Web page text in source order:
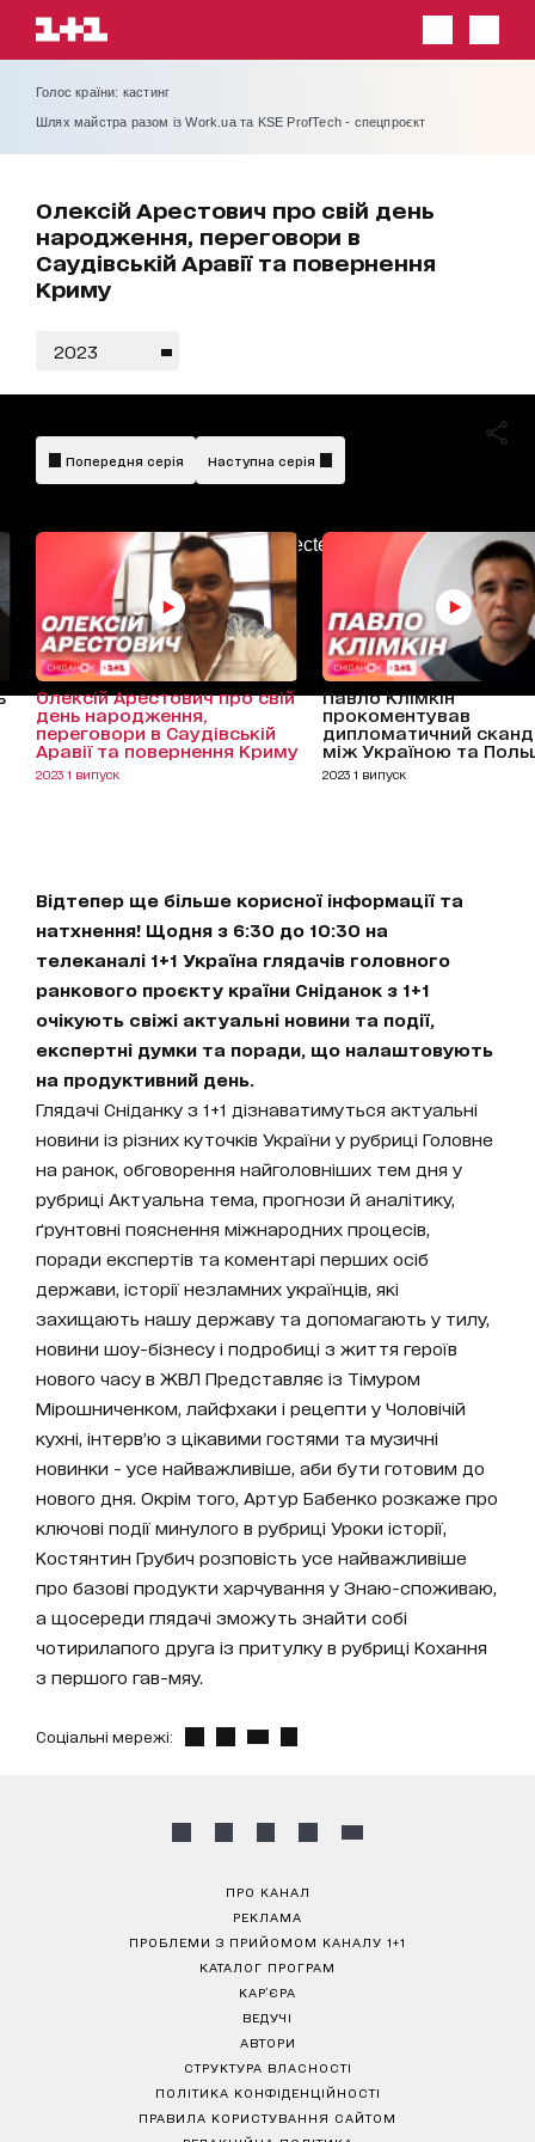
Голос країни: кастинг
Шлях майстра разом із Work.ua та KSE ProfTech - спецпроєкт
Олексій Арестович про свій день
народження, переговори в
Саудівській Аравії та повернення
Криму
2023
AdBlockDetected!
Попередня серія Наступна серія
Олексій Арестович про свій
день народження,
переговори в Саудівській
Аравії та повернення Криму
2023 1 випуск
Павло Клімкін
прокоментував
дипломатичний
між Україною та
2023 1 випуск
Відтепер ще більше корисної інформації та
натхнення! Щодня з 6:30 до 10:30 на
телеканалі 1+1 Україна глядачів головного
ранкового проєкту країни Сніданок з 1+1
очікують свіжі актуальні новини та події,
експертні думки та поради, що налаштовують
на продуктивний день.
Глядачі Сніданку з 1+1 дізнаватимуться актуальні
новини із різних куточків України у рубриці Головне
на ранок, обговорення найголовніших тем дня у
рубриці Актуальна тема, прогнози й аналітику,
ґрунтовні пояснення міжнародних процесів,
поради експертів та коментарі перших осіб
держави, історії незламних українців, які
захищають нашу державу та допомагають у тилу,
новини шоу-бізнесу і подробиці з життя героїв
нового часу в ЖВЛ Представляє із Тімуром
Мірошниченком, лайфхаки і рецепти у Чоловічій
кухні, інтерв’ю з цікавими гостями та музичні
новинки - усе найважливіше, аби бути готовим до
нового дня. Окрім того, Артур Бабенко розкаже про
ключові події минулого в рубриці Уроки історії,
Костянтин Грубич розповість усе найважливіше
про базові продукти харчування у Знаю-споживаю,
а щосереди глядачі зможуть знайти собі
чотирилапого друга із притулку в рубриці Кохання
з першого гав-мяу.
Соціальні мережі:
ПРО КАНАЛ
РЕКЛАМА
ПРОБЛЕМИ З ПРИЙОМОМ КАНАЛУ 1+1
КАТАЛОГ ПРОГРАМ
КАР’ЄРА
ВЕДУЧІ
АВТОРИ
СТРУКТУРА ВЛАСНОСТІ
ПОЛІТИКА КОНФІДЕНЦІЙНОСТІ
ПРАВИЛА КОРИСТУВАННЯ САЙТОМ